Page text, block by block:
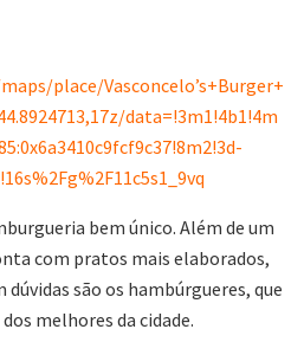
place/Vasconcelo’s+Burger+
data=!3m1!4b1!4m
bem único. Além de um
com pratos mais elaborados,
dúvidas são os hambúrgueres, que
melhores da cidade.